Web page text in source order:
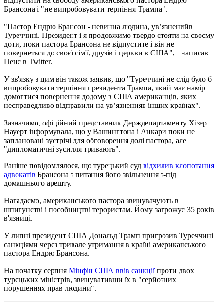
Брансона і "не випробовувати терпіння Трампа".
"Пастор Ендрю Брансон - невинна людина, ув’язненийв
Туреччині. Президент і я продовжимо твердо стояти на своєму
доти, поки пастора Брансона не відпустите і він не
повернеться до своєї сім'ї, друзів і церкви в США", - написав
Пенс в Twitter.
У зв'язку з цим він також заявив, що "Туреччині не слід було б
випробовувати терпіння президента Трампа, який має намір
домогтися повернення додому в США американців, яких
несправедливо відправили на ув’язненняв інших країнах".
Зазначимо, офіційний представник Держдепартаменту Хізер
Науерт інформувала, що у Вашингтона і Анкари поки не
заплановані зустрічі для обговорення долі пастора, але
"дипломатичні зусилля тривають".
Раніше повідомлялося, що турецький суд відхилив клопотання
адвокатів Брансона з питання його звільнення з-під
домашнього арешту.
Нагадаємо, американського пастора звинувачують в
шпигунстві і пособництві терористам. Йому загрожує 35 років
в'язниці.
У липні президент США Дональд Трамп пригрозив Туреччині
санкціями через тривале утримання в країні американського
пастора Ендрю Брансона.
На початку серпня Мінфін США ввів санкціїпроти двох
турецьких міністрів, звинувативши їх в "серйозних
порушеннях прав людини".